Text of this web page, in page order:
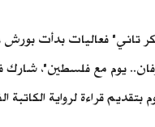
تاني" فعاليات بدأت
يوم مع فلسطين"، شارك
بتقديم قراءة لرواية